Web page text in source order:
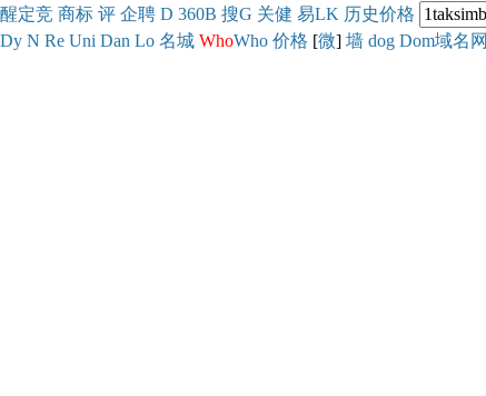
醒定竞 商标 评 企聘 D 360B 搜G 关健 易LK 历史价格
Dy N Re Uni Dan Lo 名城 WhoWho 价格 [微] 墙 dog Dom域名网